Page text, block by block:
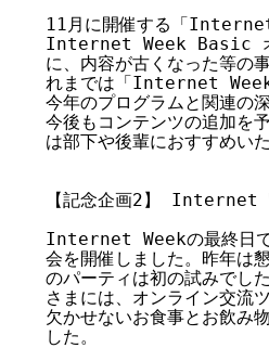
11月に開催する「Internet
Internet Week Basic オン
に、内容が古くなった等の
れまでは「Internet Week
今年のプログラムと関連の
今後もコンテンツの追加を
は部下や後輩におすすめい
【記念企画2】 Internet
Internet Weekの最終日
会を開催しました。昨年は
のパーティは初の試みでし
さまには、オンライン交流
欠かせないお食事とお飲み
した。